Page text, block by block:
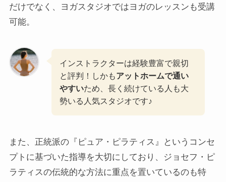
だけでなく、ヨガスタジオではヨガのレッスンも受講
可能。
インストラクターは経験豊富で親切
と評判！しかもアットホームで通い
やすいため、長く続けている人も大
勢いる人気スタジオです♪
また、正統派の『ピュア・ピラティス』というコンセ
プトに基づいた指導を大切にしており、ジョセフ・ピ
ラティスの伝統的な方法に重点を置いているのも特